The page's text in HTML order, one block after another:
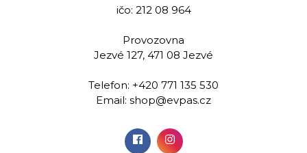
559,00 Kč
košíku
ičo: 212 08 964
Provozovna
Jezvé 127, 471 08 Jezvé
Telefon: +420 771 135 530
Email: shop@evpas.cz